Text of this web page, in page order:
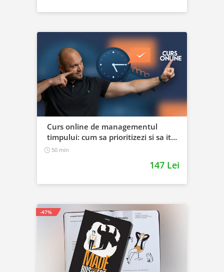
Curs online de managementul
timpului: cum sa prioritizezi si sa iti
cresti productivitatea
50 min
147 Lei
-47%